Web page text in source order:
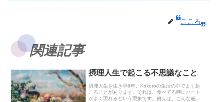
こころ
関連記事
摂理人生で起こる不思議なこと
摂理人生を生き早6年。Kokoroの生活の中でよく起
こることがあります。それは、食べてる時にハート
がよく現れるという現象です。例えば、こんな感